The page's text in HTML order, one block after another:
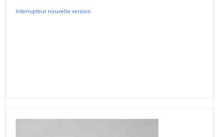
Interrupteur nouvelle version